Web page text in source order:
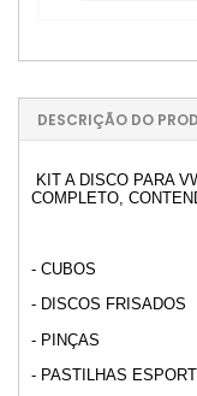
DESCRIÇÃO DO
KIT A DISCO PARA
COMPLETO,
- CUBOS
- DISCOS FRISADOS
- PINÇAS
- PASTILHAS